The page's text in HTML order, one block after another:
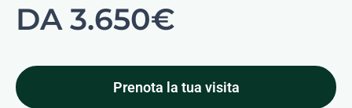
DA 3.650€
Prenota la tua visita